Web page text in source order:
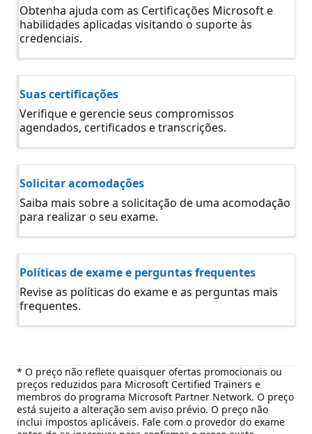
Obtenha ajuda com as Certificações Microsoft e
habilidades aplicadas visitando o suporte às
credenciais.
Suas certificações
Verifique e gerencie seus compromissos
agendados, certificados e transcrições.
Solicitar acomodações
Saiba mais sobre a solicitação de uma acomodação
para realizar o seu exame.
Políticas de exame e perguntas frequentes
Revise as políticas do exame e as perguntas mais
frequentes.
* O preço não reflete quaisquer ofertas promocionais ou
preços reduzidos para Microsoft Certified Trainers e
membros do programa Microsoft Partner Network. O preço
está sujeito a alteração sem aviso prévio. O preço não
inclui impostos aplicáveis. Fale com o provedor do exame